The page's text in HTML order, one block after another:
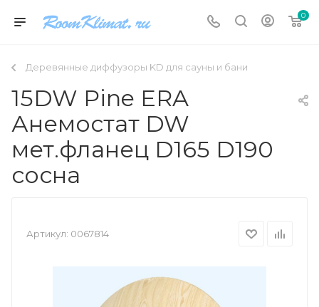
0
Деревянные диффузоры KD для сауны и бани
15DW Pine ERA
Анемостат DW
мет.фланец D165 D190
сосна
Артикул: 0067814